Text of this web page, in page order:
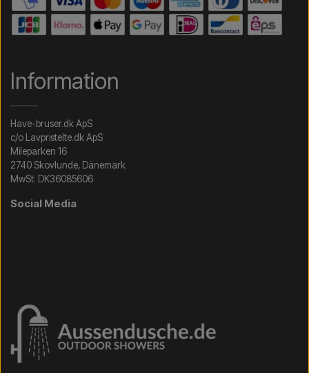
Information
Have-bruser.dk ApS
c/o Lavpristelte.dk ApS
Mileparken 16
2740 Skovlunde, Dänemark
MwSt: DK36085606
Social Media